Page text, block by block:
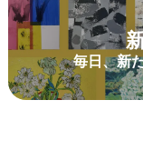
毎日、新